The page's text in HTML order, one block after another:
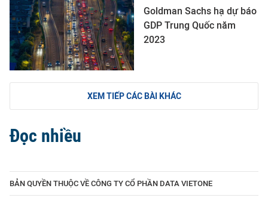
Goldman Sachs hạ dự báo
GDP Trung Quốc năm
2023
XEM TIẾP CÁC BÀI KHÁC
Đọc nhiều
BẢN QUYỀN THUỘC VỀ CÔNG TY CỔ PHẦN DATA VIETONE